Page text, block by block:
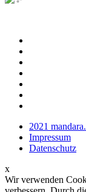
2021
Impressum
Datenschutz
x
Wir verwenden